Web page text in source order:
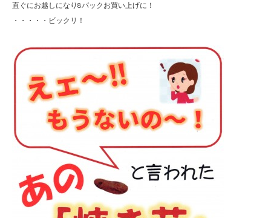
直ぐにお越しになり8パックお買い上げに！
・・・・・ビックリ！